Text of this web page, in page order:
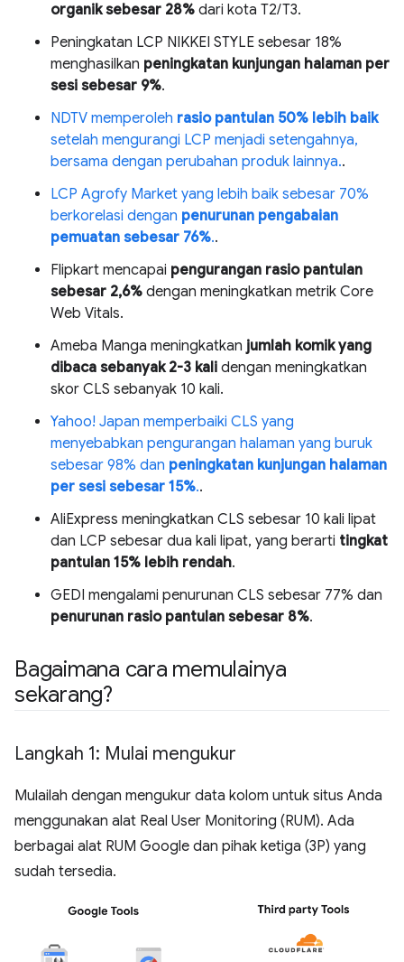
organik sebesar 28% dari kota T2/T3.
Peningkatan LCP NIKKEI STYLE sebesar 18%
menghasilkan peningkatan kunjungan halaman per
sesi sebesar 9%.
NDTV memperoleh rasio pantulan 50% lebih baik
setelah mengurangi LCP menjadi setengahnya,
bersama dengan perubahan produk lainnya..
LCP Agrofy Market yang lebih baik sebesar 70%
berkorelasi dengan penurunan pengabaian
pemuatan sebesar 76%..
Flipkart mencapai pengurangan rasio pantulan
sebesar 2,6% dengan meningkatkan metrik Core
Web Vitals.
Ameba Manga meningkatkan jumlah komik yang
dibaca sebanyak 2-3 kali dengan meningkatkan
skor CLS sebanyak 10 kali.
Yahoo! Japan memperbaiki CLS yang
menyebabkan pengurangan halaman yang buruk
sebesar 98% dan peningkatan kunjungan halaman
per sesi sebesar 15%..
AliExpress meningkatkan CLS sebesar 10 kali lipat
dan LCP sebesar dua kali lipat, yang berarti tingkat
pantulan 15% lebih rendah.
GEDI mengalami penurunan CLS sebesar 77% dan
penurunan rasio pantulan sebesar 8%.
Bagaimana cara memulainya
sekarang?
Langkah 1: Mulai mengukur
Mulailah dengan mengukur data kolom untuk situs Anda
menggunakan alat Real User Monitoring (RUM). Ada
berbagai alat RUM Google dan pihak ketiga (3P) yang
sudah tersedia.